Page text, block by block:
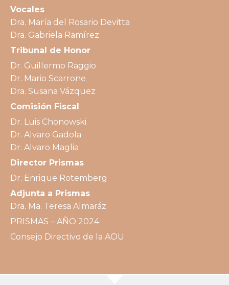
Vocales
Dra. María del Rosario Devitta
Dra. Gabriela Ramírez
Tribunal de Honor
Dr. Guillermo Raggio
Dr. Mario Scarrone
Dra. Susana Vázquez
Comisión Fiscal
Dr. Luis Chonowski
Dr. Alvaro Gadola
Dr. Alvaro Maglia
Director Prismas
Dr. Enrique Rotemberg
Adjunta a Prismas
Dra. Ma. Teresa Almaráz
PRISMAS – AÑO 2024
Consejo Directivo de la AOU